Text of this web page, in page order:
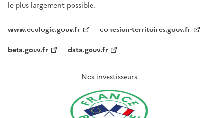
le plus largement possible.
www.ecologie.gouv.fr
cohesion-territoires.gouv.fr
beta.gouv.fr
data.gouv.fr
Nos investisseurs